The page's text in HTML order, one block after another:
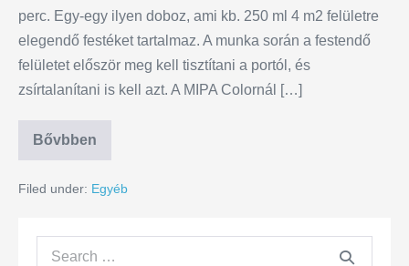
perc. Egy-egy ilyen doboz, ami kb. 250 ml 4 m2 felületre
elegendő festéket tartalmaz. A munka során a festendő
felületet először meg kell tisztítani a portól, és
zsírtalanítani is kell azt. A MIPA Colornál […]
Bővbben
Filed under: Egyéb